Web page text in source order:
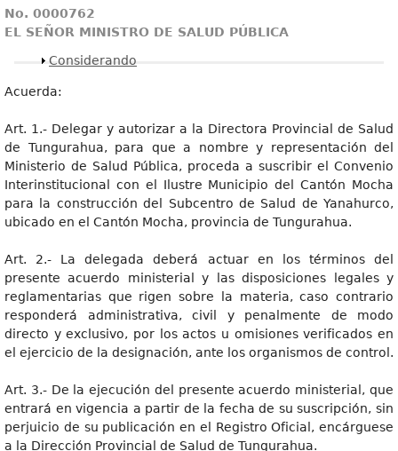
No. 0000762
EL SEÑOR MINISTRO DE SALUD PÚBLICA
Mostrar
Considerando
Acuerda:
Art. 1.- Delegar y autorizar a la Directora Provincial de Salud
de Tungurahua, para que a nombre y representación del
Ministerio de Salud Pública, proceda a suscribir el Convenio
Interinstitucional con el Ilustre Municipio del Cantón Mocha
para la construcción del Subcentro de Salud de Yanahurco,
ubicado en el Cantón Mocha, provincia de Tungurahua.
Art. 2.- La delegada deberá actuar en los términos del
presente acuerdo ministerial y las disposiciones legales y
reglamentarias que rigen sobre la materia, caso contrario
responderá administrativa, civil y penalmente de modo
directo y exclusivo, por los actos u omisiones verificados en
el ejercicio de la designación, ante los organismos de control.
Art. 3.- De la ejecución del presente acuerdo ministerial, que
entrará en vigencia a partir de la fecha de su suscripción, sin
perjuicio de su publicación en el Registro Oficial, encárguese
a la Dirección Provincial de Salud de Tungurahua.